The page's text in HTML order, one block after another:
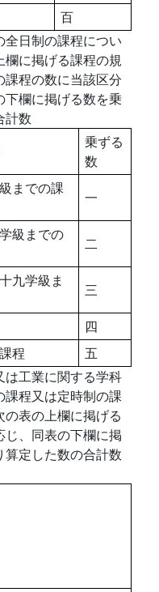
百
全日制の課程につい
欄に掲げる課程の規
課程の数に当該区分
下欄に掲げる数を乗
計数
乗ずる
数
までの課
一
級までの
二
九学級ま
三
四
程
五
は工業に関する学科
課程又は定時制の課
表の上欄に掲げる
じ、同表の下欄に掲
算定した数の合計数